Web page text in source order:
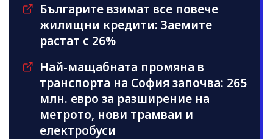
Българите взимат все повече
жилищни кредити: Заемите
растат с 26%
Най-мащабната промяна в
транспорта на София започва: 265
млн. евро за разширение на
метрото, нови трамваи и
електробуси